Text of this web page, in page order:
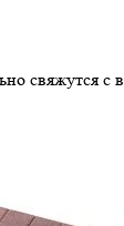
свяжутся с